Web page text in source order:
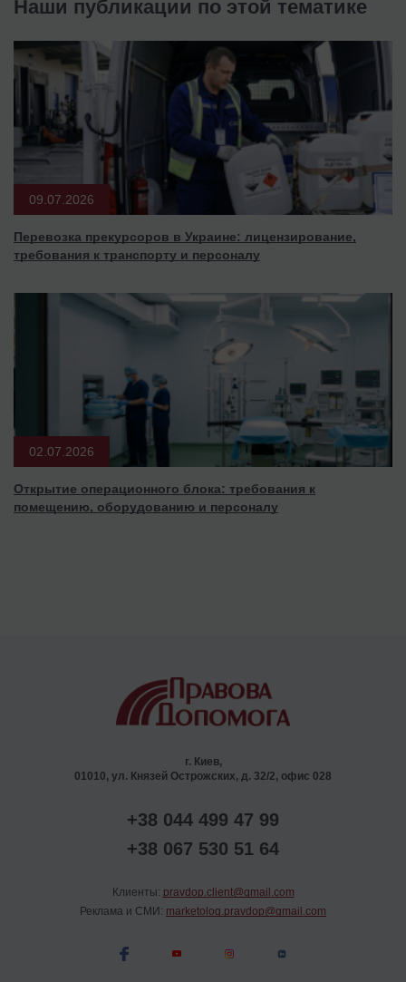
Наши публикации по этой тематике
09.07.2026
Перевозка прекурсоров в Украине: лицензирование,
требования к транспорту и персоналу
02.07.2026
Открытие операционного блока: требования к
помещению, оборудованию и персоналу
г. Киев,
01010, ул. Князей Острожских, д. 32/2, офис 028
+38 044 499 47 99
+38 067 530 51 64
Клиенты: pravdop.client@gmail.com
Реклама и СМИ: marketolog.pravdop@gmail.com